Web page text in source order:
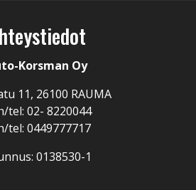
Korsman Oy
11, 26100 RAUMA
tel: 02- 8220044
tel: 0449777717
0138530-1